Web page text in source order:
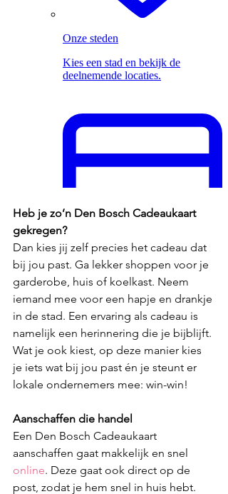
Heb je zo’n Den Bosch Cadeaukaart
gekregen?
Dan kies jij zelf precies het cadeau dat
bij jou past. Ga lekker shoppen voor je
garderobe, huis of koelkast. Neem
iemand mee voor een hapje en drankje
in de stad. Een ervaring als cadeau is
namelijk een herinnering die je bijblijft.
Wat je ook kiest, op deze manier kies
je iets wat bij jou past én je steunt er
lokale ondernemers mee: win-win!
Aanschaffen die handel
Een Den Bosch Cadeaukaart
aanschaffen gaat makkelijk en snel
online. Deze gaat ook direct op de
post, zodat je hem snel in huis hebt.